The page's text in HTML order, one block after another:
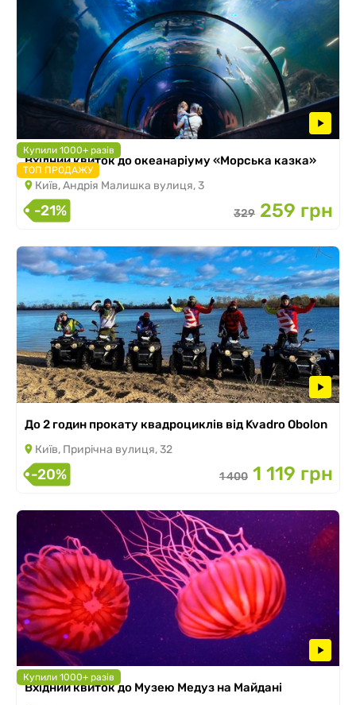
Купили 1000+ разів
ТОП ПРОДАЖУ
Вхідний квиток до океанаріуму «Морська казка»
Київ, Андрія Малишка вулиця, 3
-21% 329 259 грн
До 2 годин прокату квадроциклів від Kvadro Obolon
Київ, Прирічна вулиця, 32
-20% 1 400 1 119 грн
Купили 1000+ разів
Вхідний квиток до Музею Медуз на Майдані